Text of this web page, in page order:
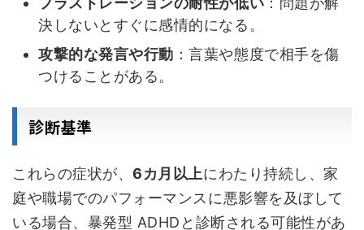
決しないとすぐに感情的になる。
攻撃的な発言や行動 ：言葉や態度で相手を傷
つけることがある。
診断基準
これらの症状が、6カ月以上にわたり持続し、家
庭や職場でのパフォーマンスに悪影響を及ぼして
いる場合、暴発型 ADHDと診断される可能性があ